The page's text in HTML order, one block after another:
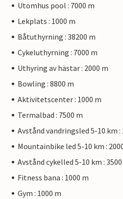
Utomhus pool : 7000 m
Lekplats : 1000 m
Båtuthyrning : 38200 m
Cykeluthyrning : 7000 m
Uthyring av hästar : 2000 m
Bowling : 8800 m
Aktivitetscenter : 1000 m
Termalbad : 7500 m
Avstånd vandringsled 5-10 km :
Mountainbike led 5-10 km :
Avstånd cykelled 5-10 km :
Fitness bana : 1000 m
Gym : 1000 m